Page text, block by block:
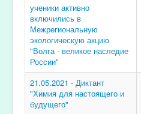
ученики активно
включились в
Межрегиональную
экологическую акцию
"Волга - великое наследие
России"
21.05.2021 - Диктант
"Химия для настоящего и
будущего"